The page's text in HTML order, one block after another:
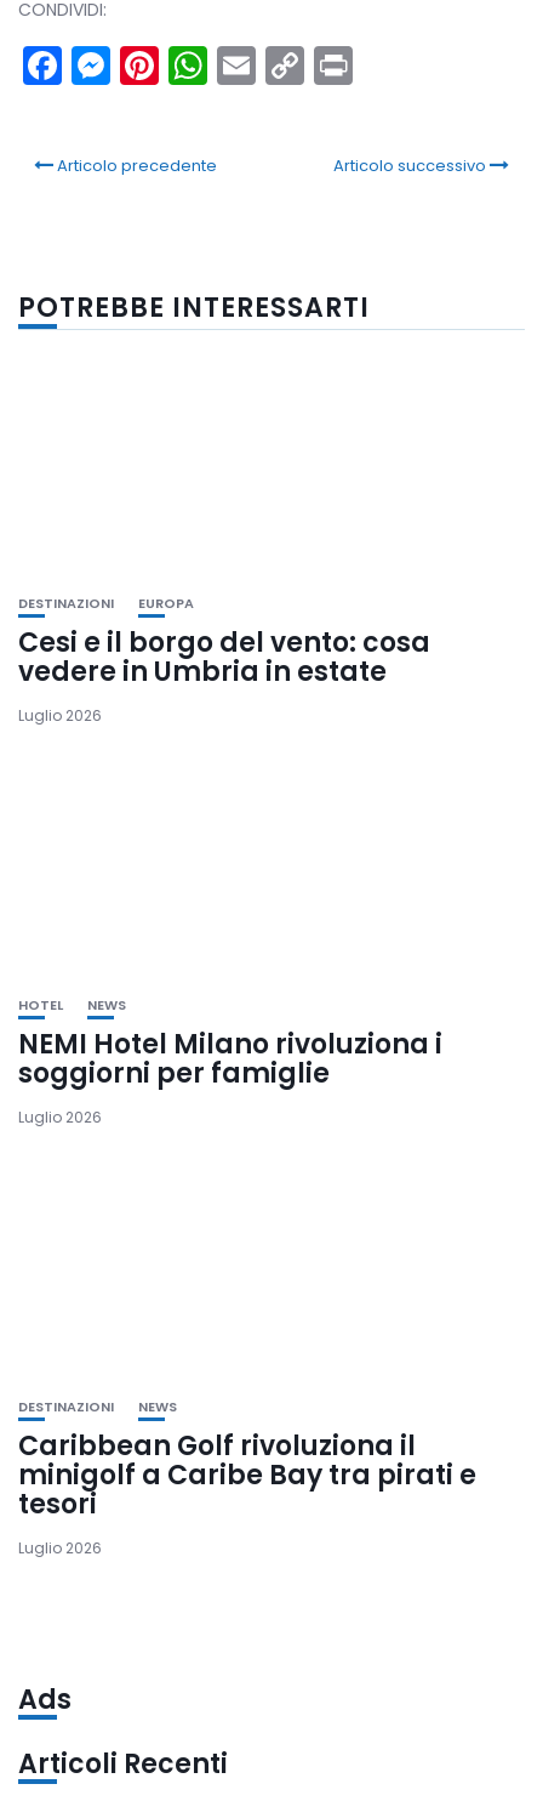
CONDIVIDI:
Facebook
Messenger
Pinterest
WhatsApp
Email
Copy
Link
Articolo precedente Articolo successivo
POTREBBE INTERESSARTI
DESTINAZIONI EUROPA
Cesi e il borgo del vento: cosa
vedere in Umbria in estate
Luglio 2026
HOTEL NEWS
NEMI Hotel Milano rivoluziona i
soggiorni per famiglie
Luglio 2026
DESTINAZIONI NEWS
Caribbean Golf rivoluziona il
minigolf a Caribe Bay tra pirati e
tesori
Luglio 2026
Ads
Articoli Recenti